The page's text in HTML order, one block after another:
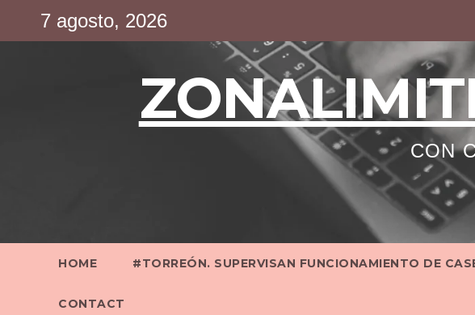
7 agosto, 2026
CON
HOME #TORREÓN. SUPERVISAN FUNCIONAMIENTO DE
CONTACT